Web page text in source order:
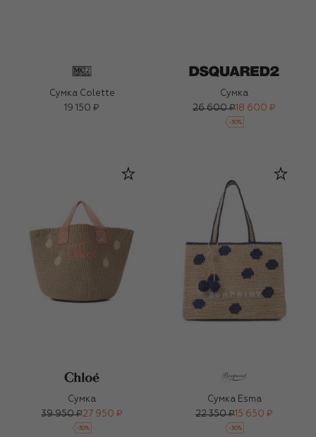
Сумка Colette
19 150 ₽
Сумка
26 600 ₽ 18 600 ₽
-30%
Сумка
39 950 ₽27 950 ₽
-30%
Сумка Esma
22 350 ₽ 15 650 ₽
-30%